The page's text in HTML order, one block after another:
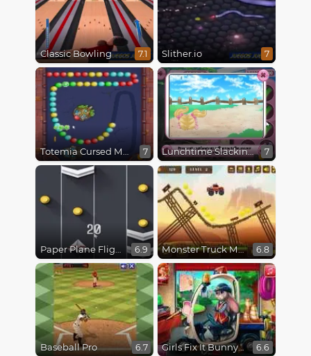
Classic Bowling 7.1 Slither.io 7
Totemia Cursed Marbles 7 Lunchtime Slacking 7
Paper Plane Flight 6.9 Monster Truck Madness 6.8
Baseball Pro 6.7 Girls Fix It Bunny Car 6.6